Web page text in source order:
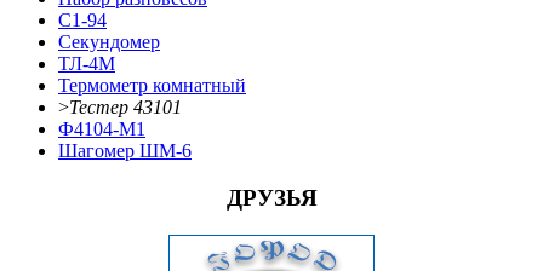
С1-94
Секундомер
ТЛ-4М
Термометр комнатный
>Тестер 43101
Ф4104-М1
Шагомер ШМ-6
ДРУЗЬЯ